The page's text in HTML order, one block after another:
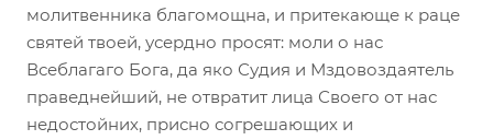
молитвенника благомощна, и притекающе к раце
святей твоей, усердно просят: моли о нас
Всеблагаго Бога, да яко Судия и Мздовоздаятель
праведнейший, не отвратит лица Своего от нас
недостойних, присно согрешающих и